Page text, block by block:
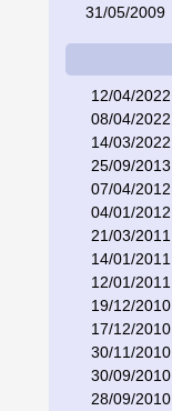
31/05/2009
12/04/2022
08/04/2022
14/03/2022
25/09/2013
07/04/2012
04/01/2012
21/03/2011
14/01/2011
12/01/2011
19/12/2010
17/12/2010
30/11/2010
30/09/2010
28/09/2010